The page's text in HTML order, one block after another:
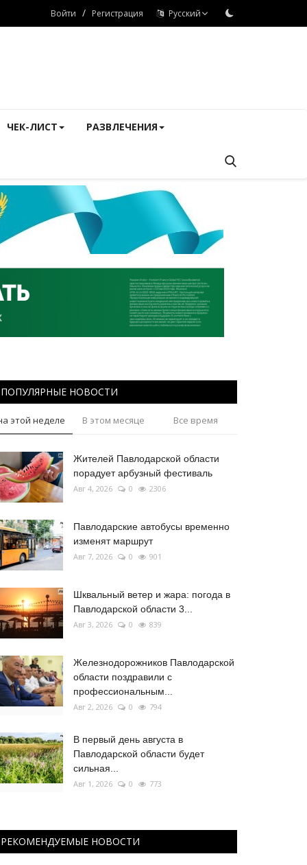
Войти / Регистрация Русский
ЧЕК-ЛИСТ РАЗВЛЕЧЕНИЯ
ПОПУЛЯРНЫЕ НОВОСТИ
этой неделе В этом месяце Все время
Жителей Павлодарской области
порадует арбузный фестиваль
Авг 4, 2026 0 2306
Павлодарские автобусы временно
изменят маршрут
Авг 7, 2026 0 901
Шквальный ветер и жара: погода в
Павлодарской области 3...
Авг 3, 2026 0 839
Железнодорожников Павлодарской
области поздравили с
профессиональным...
Авг 2, 2026 0 794
В первый день августа в
Павлодарской области будет
сильная...
Авг 1, 2026 0 773
РЕКОМЕНДУЕМЫЕ НОВОСТИ